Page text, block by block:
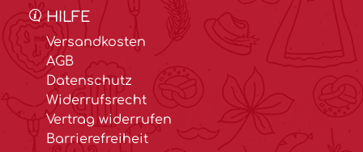
HILFE
Versandkosten
AGB
Datenschutz
Widerrufsrecht
Vertrag widerrufen
Barrierefreiheit